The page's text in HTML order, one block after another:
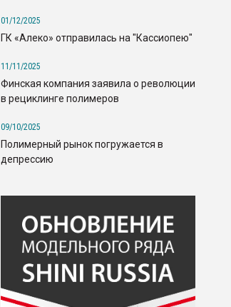
01/12/2025
ГК «Алеко» отправилась на "Кассиопею"
11/11/2025
Финская компания заявила о революции
в рециклинге полимеров
09/10/2025
Полимерный рынок погружается в
депрессию